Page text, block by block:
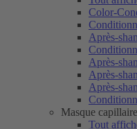
Color-
Après-
Après-
Après-
Après-
Masque
Tout